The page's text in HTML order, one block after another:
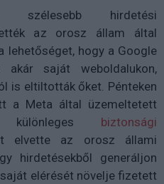
hirdetési
az orosz állam által
hogy a Google
akár saját weboldalukon,
is eltiltották őket. Pénteken
a Meta által üzemeltetett
biztonsági
elvette az orosz állami
hirdetésekből generáljon
elérését növelje fizetett